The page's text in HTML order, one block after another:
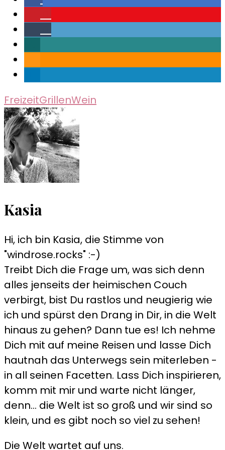
FreizeitGrillenWein
Kasia
Hi, ich bin Kasia, die Stimme von
"windrose.rocks" :-)
Treibt Dich die Frage um, was sich denn
alles jenseits der heimischen Couch
verbirgt, bist Du rastlos und neugierig wie
ich und spürst den Drang in Dir, in die Welt
hinaus zu gehen? Dann tue es! Ich nehme
Dich mit auf meine Reisen und lasse Dich
hautnah das Unterwegs sein miterleben -
in all seinen Facetten. Lass Dich inspirieren,
komm mit mir und warte nicht länger,
denn... die Welt ist so groß und wir sind so
klein, und es gibt noch so viel zu sehen!
Die Welt wartet auf uns.